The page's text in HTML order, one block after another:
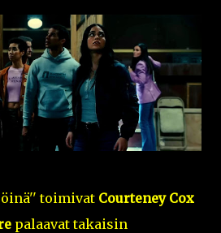
toimivat Courteney Cox
palaavat takaisin